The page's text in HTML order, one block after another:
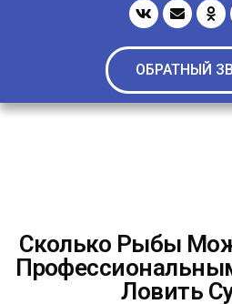
ОБРАТНЫЙ
Сколько Рыбы
Ловить